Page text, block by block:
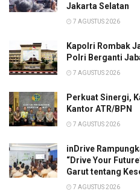
Jakarta Selatan
7 AGUSTUS 2026
Kapolri Rombak
Polri Berganti
7 AGUSTUS 2026
Perkuat Sinergi,
Kantor ATR/BPN
7 AGUSTUS 2026
inDrive
“Drive Your
Garut tentang
7 AGUSTUS 2026